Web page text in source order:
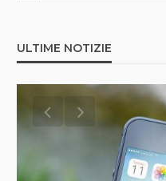
ULTIME NOTIZIE